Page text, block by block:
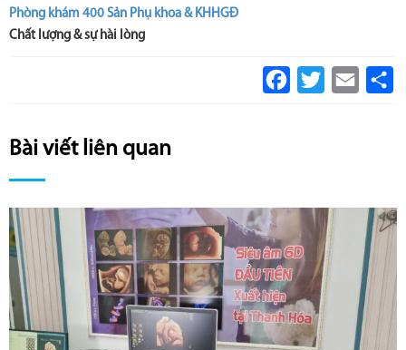
Phòng khám 400 Sản Phụ khoa & KHHGĐ
Chất lượng & sự hài lòng
Facebook
Twitter Email
Bài viết liên quan